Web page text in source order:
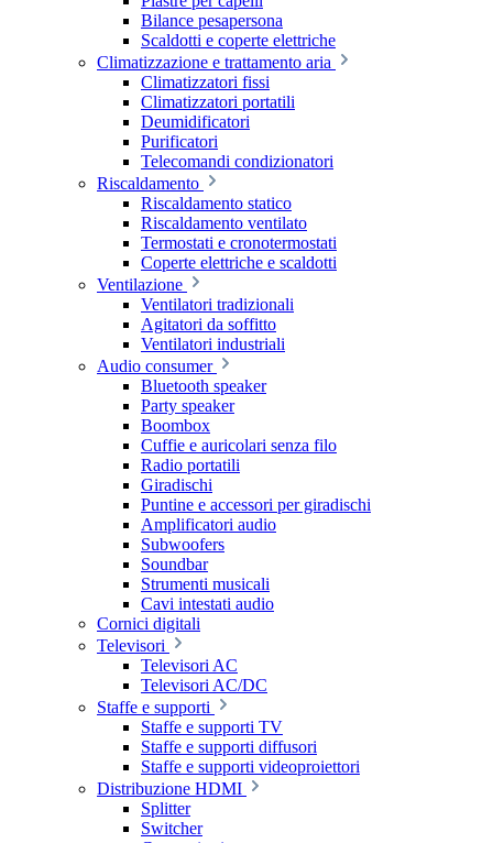
Bilance pesapersona
Scaldotti e coperte elettriche
Climatizzazione e trattamento aria
Climatizzatori fissi
Climatizzatori portatili
Deumidificatori
Purificatori
Telecomandi condizionatori
Riscaldamento
Riscaldamento statico
Riscaldamento ventilato
Termostati e cronotermostati
Coperte elettriche e scaldotti
Ventilazione
Ventilatori tradizionali
Agitatori da soffitto
Ventilatori industriali
Audio consumer
Bluetooth speaker
Party speaker
Boombox
Cuffie e auricolari senza filo
Radio portatili
Giradischi
Puntine e accessori per giradischi
Amplificatori audio
Subwoofers
Soundbar
Strumenti musicali
Cavi intestati audio
Cornici digitali
Televisori
Televisori AC
Televisori AC/DC
Staffe e supporti
Staffe e supporti TV
Staffe e supporti diffusori
Staffe e supporti videoproiettori
Distribuzione HDMI
Splitter
Switcher